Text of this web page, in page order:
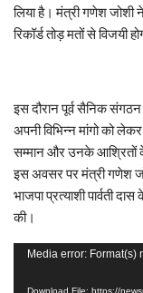
लिया है। मंत्री गणेश जोशी
रिकॉर्ड तोड़ मतों से विजयी
इस दौरान पूर्व सैनिक संगठन
अपनी विभिन्न मांगो को
सम्मान और उनके आश्रितों
इस अवसर पर मंत्री गणेश
भाजपा प्रत्याशी पार्वती
की।
Video
Media error: Format(s)
Download File: https://